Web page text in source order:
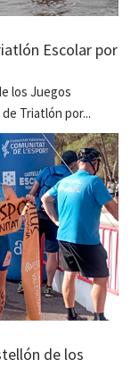
Escolar por
los Juegos
Triatlón por...
de los